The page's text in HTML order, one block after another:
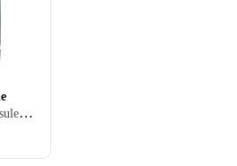
Machine a cafe capsule, Machine à vapeur lait, Affichage, Indépendant